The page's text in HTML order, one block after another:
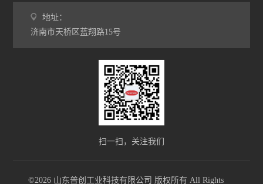
地址：
济南市天桥区蓝翔路15号
扫一扫，关注我们
©2026 山东普创工业科技有限公司 版权所有 All Rights